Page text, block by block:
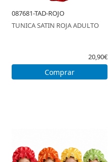
087681-TAD-ROJO
TUNICA SATIN ROJA ADULTO
20,90€
Comprar